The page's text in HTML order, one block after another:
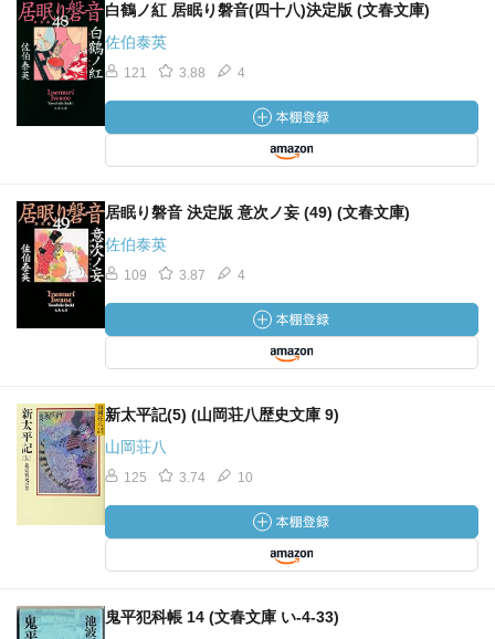
白鶴ノ紅 居眠り磐音(四十八)決定版 (文春文庫)
佐伯泰英
121 3.88 4
居眠り磐音 決定版 意次ノ妄 (49) (文春文庫)
佐伯泰英
109 3.87 4
新太平記(5) (山岡荘八歴史文庫 9)
山岡荘八
125 3.74 10
鬼平犯科帳 14 (文春文庫 い-4-33)